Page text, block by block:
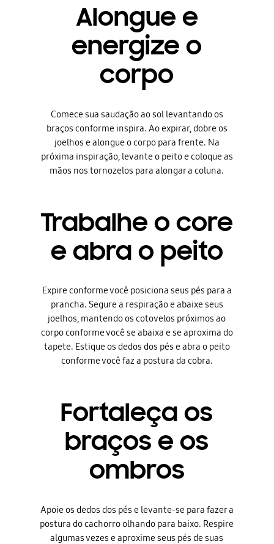
Alongue e
energize o
corpo
Comece sua saudação ao sol levantando os
braços conforme inspira. Ao expirar, dobre os
joelhos e alongue o corpo para frente. Na
próxima inspiração, levante o peito e coloque as
mãos nos tornozelos para alongar a coluna.
Trabalhe o core
e abra o peito
Expire conforme você posiciona seus pés para a
prancha. Segure a respiração e abaixe seus
joelhos, mantendo os cotovelos próximos ao
corpo conforme você se abaixa e se aproxima do
tapete. Estique os dedos dos pés e abra o peito
conforme você faz a postura da cobra.
Fortaleça os
braços e os
ombros
Apoie os dedos dos pés e levante-se para fazer a
postura do cachorro olhando para baixo. Respire
algumas vezes e aproxime seus pés de suas